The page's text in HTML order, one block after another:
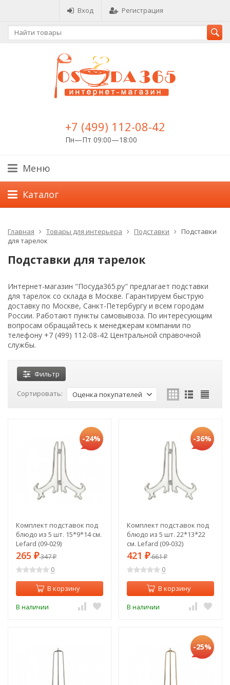
Вход Регистрация
+7 (499) 112-08-42
Пн—Пт 09:00—18:00
Меню
Каталог
Главная Товары для интерьера Подставки
Подставки
для тарелок
Подставки для тарелок
Интернет-магазин "Посуда365.ру" предлагает подставки
для тарелок со склада в Москве. Гарантируем быструю
доставку по Москве, Санкт-Петербургу и всем городам
России. Работают пункты самовывоза. По интересующим
вопросам обращайтесь к менеджерам компании по
телефону +7 (499) 112-08-42 Центральной справочной
службы.
Фильтр
Сортировать: Оценка покупателей
-24%
Комплект подставок под
блюдо из 5 шт. 15*9*14 см.
Lefard (09-029)
265 ₽347₽
0
В корзину
В наличии
-36%
Комплект подставок под
блюдо из 5 шт. 22*13*22
см. Lefard (09-032)
421 ₽661₽
0
В корзину
В наличии
-25%